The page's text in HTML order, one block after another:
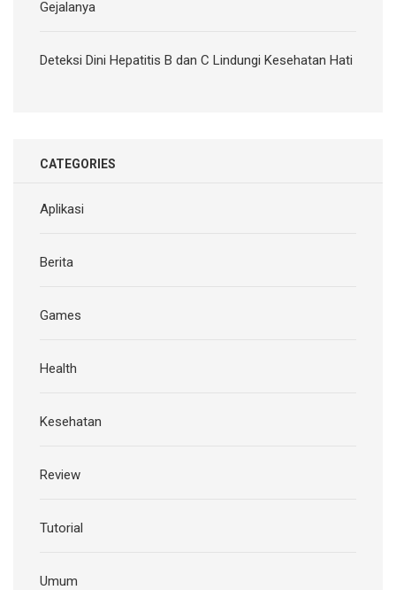
Gejalanya
Deteksi Dini Hepatitis B dan C Lindungi Kesehatan Hati
CATEGORIES
Aplikasi
Berita
Games
Health
Kesehatan
Review
Tutorial
Umum